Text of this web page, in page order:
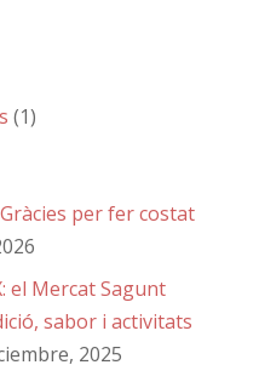
(1)
per fer costat
el Mercat Sagunt
sabor i activitats
2025